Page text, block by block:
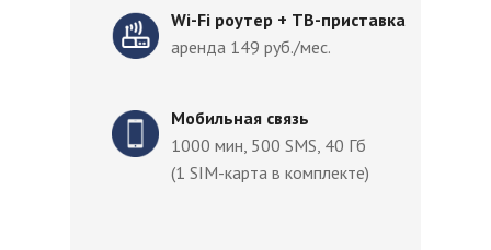
Мобильная связь
1000 мин, 500 SMS, 40 Гб
(1 SIM-карта в комплекте)
Wi-Fi роутер + ТВ-приставка
аренда 149 руб./мес.